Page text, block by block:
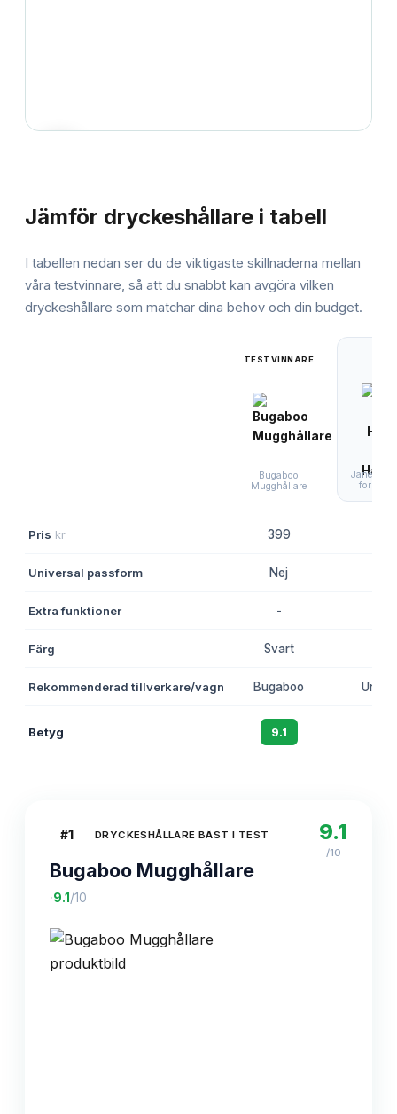
Jämför dryckeshållare i tabell
I tabellen nedan ser du de viktigaste skillnaderna mellan
våra testvinnare, så att du snabbt kan avgöra vilken
dryckeshållare som matchar dina behov och din budget.
TESTVINNARE
Bugaboo
Mugghållare
Jané Cup
for
Pris kr 399
Universal passform Nej
Extra funktioner -
Färg Svart
Rekommenderad tillverkare/vagn Bugaboo
Betyg 9.1
#1 DRYCKESHÅLLARE BÄST I TEST
Bugaboo Mugghållare
·9.1 /10
9.1
/10